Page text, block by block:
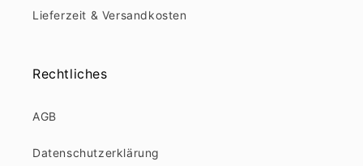
Lieferzeit & Versandkosten
Rechtliches
AGB
Datenschutzerklärung